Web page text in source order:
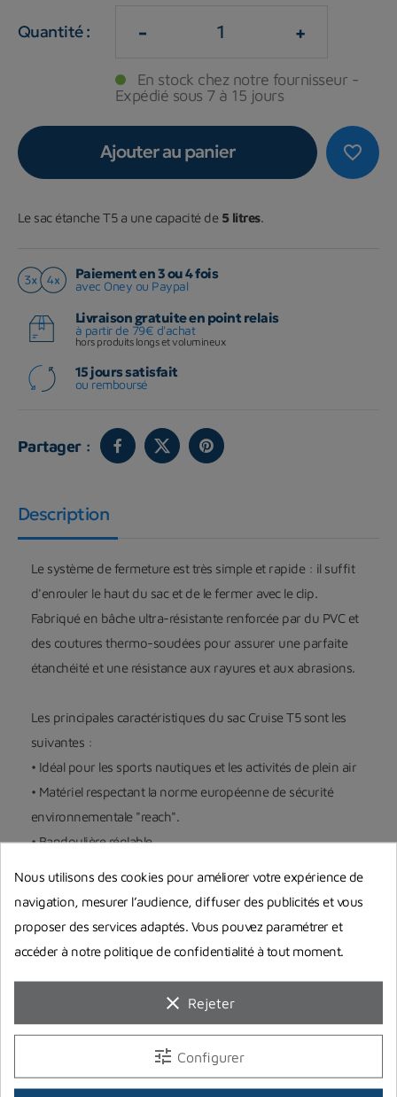
Quantité : - +
En stock chez notre fournisseur -
Expédié sous 7 à 15 jours
favorite_border
Ajouter au panier
Le sac étanche T5 a une capacité de 5 litres.
Paiement en 3 ou 4 fois
avec Oney ou Paypal
Livraison gratuite en point relais
à partir de 79€ d'achat
hors produits longs et volumineux
15 jours satisfait
ou remboursé
Partager :
Description
Le système de fermeture est très simple et rapide : il suffit
d'enrouler le haut du sac et de le fermer avec le clip.
Fabriqué en bâche ultra-résistante renforcée par du PVC et
des coutures thermo-soudées pour assurer une parfaite
étanchéité et une résistance aux rayures et aux abrasions.
Les principales caractéristiques du sac Cruise T5 sont les
suivantes :
• Idéal pour les sports nautiques et les activités de plein air
• Matériel respectant la norme européenne de sécurité
environnementale "reach".
• Bandoulière réglable
Vous aimerez aussi
Nous utilisons des cookies pour améliorer votre expérience de
navigation, mesurer l’audience, diffuser des publicités et vous
proposer des services adaptés. Vous pouvez paramétrer et
accéder à notre politique de confidentialité à tout moment.
clear Rejeter
tune Configurer